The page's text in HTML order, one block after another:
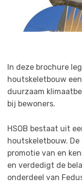
In deze brochure
houtskeletbouw
duurzaam
bij bewoners.
HSOB bestaat uit
houtskeletbouw.
promotie van en
en verdedigt de
onderdeel van